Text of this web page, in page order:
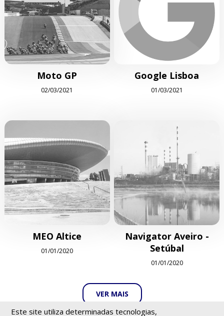
Este site utiliza determinadas tecnologias,
Moto GP
02/03/2021
Google Lisboa
01/03/2021
MEO Altice
01/01/2020
Navigator Aveiro -
Setúbal
01/01/2020
VER MAIS